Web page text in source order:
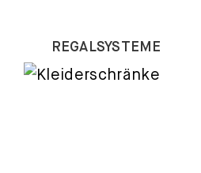
REGALSYSTEME